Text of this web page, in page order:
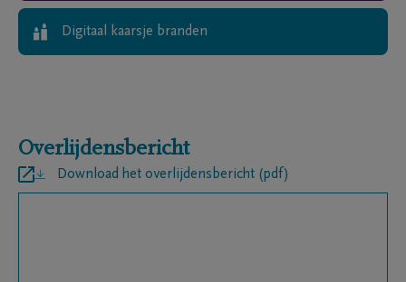
Digitaal kaarsje branden
Overlijdensbericht
Download het overlijdensbericht (pdf)